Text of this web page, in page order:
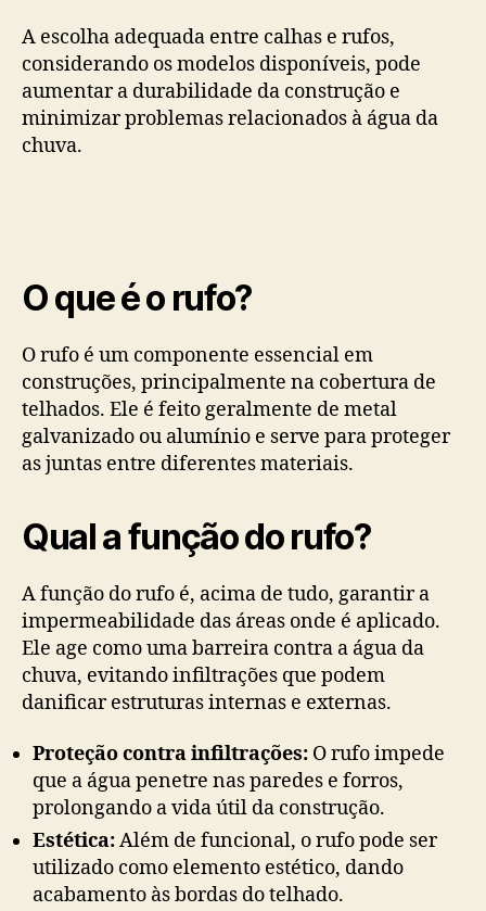
A escolha adequada entre calhas e rufos,
considerando os modelos disponíveis, pode
aumentar a durabilidade da construção e
minimizar problemas relacionados à água da
chuva.
O que é o rufo?
O rufo é um componente essencial em
construções, principalmente na cobertura de
telhados. Ele é feito geralmente de metal
galvanizado ou alumínio e serve para proteger
as juntas entre diferentes materiais.
Qual a função do rufo?
A função do rufo é, acima de tudo, garantir a
impermeabilidade das áreas onde é aplicado.
Ele age como uma barreira contra a água da
chuva, evitando infiltrações que podem
danificar estruturas internas e externas.
Proteção contra infiltrações: O rufo impede
que a água penetre nas paredes e forros,
prolongando a vida útil da construção.
Estética:Além de funcional, o rufo pode ser
utilizado como elemento estético, dando
acabamento às bordas do telhado.